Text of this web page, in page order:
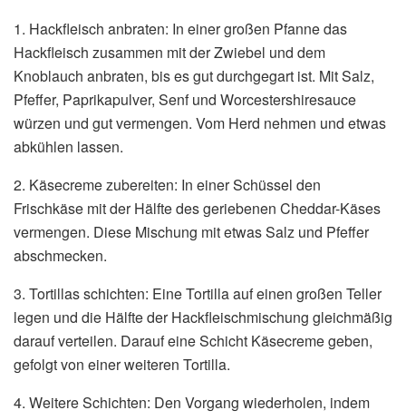
1. Hackfleisch anbraten: In einer großen Pfanne das
Hackfleisch zusammen mit der Zwiebel und dem
Knoblauch anbraten, bis es gut durchgegart ist. Mit Salz,
Pfeffer, Paprikapulver, Senf und Worcestershiresauce
würzen und gut vermengen. Vom Herd nehmen und etwas
abkühlen lassen.
2. Käsecreme zubereiten: In einer Schüssel den
Frischkäse mit der Hälfte des geriebenen Cheddar-Käses
vermengen. Diese Mischung mit etwas Salz und Pfeffer
abschmecken.
3. Tortillas schichten: Eine Tortilla auf einen großen Teller
legen und die Hälfte der Hackfleischmischung gleichmäßig
darauf verteilen. Darauf eine Schicht Käsecreme geben,
gefolgt von einer weiteren Tortilla.
4. Weitere Schichten: Den Vorgang wiederholen, indem